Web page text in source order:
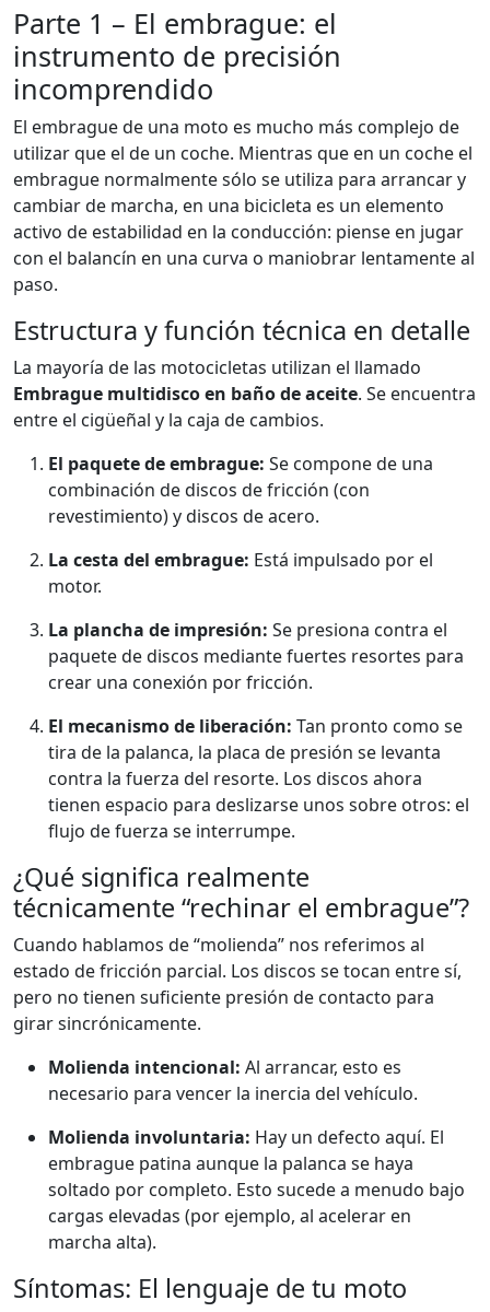
Parte 1 – El embrague: el
instrumento de precisión
incomprendido
El embrague de una moto es mucho más complejo de
utilizar que el de un coche. Mientras que en un coche el
embrague normalmente sólo se utiliza para arrancar y
cambiar de marcha, en una bicicleta es un elemento
activo de estabilidad en la conducción: piense en jugar
con el balancín en una curva o maniobrar lentamente al
paso.
Estructura y función técnica en detalle
La mayoría de las motocicletas utilizan el llamado
Embrague multidisco en baño de aceite. Se encuentra
entre el cigüeñal y la caja de cambios.
El paquete de embrague: Se compone de una
combinación de discos de fricción (con
revestimiento) y discos de acero.
La cesta del embrague: Está impulsado por el
motor.
La plancha de impresión: Se presiona contra el
paquete de discos mediante fuertes resortes para
crear una conexión por fricción.
El mecanismo de liberación: Tan pronto como se
tira de la palanca, la placa de presión se levanta
contra la fuerza del resorte. Los discos ahora
tienen espacio para deslizarse unos sobre otros: el
flujo de fuerza se interrumpe.
¿Qué significa realmente
técnicamente “rechinar el embrague”?
Cuando hablamos de “molienda” nos referimos al
estado de fricción parcial. Los discos se tocan entre sí,
pero no tienen suficiente presión de contacto para
girar sincrónicamente.
Molienda intencional: Al arrancar, esto es
necesario para vencer la inercia del vehículo.
Molienda involuntaria: Hay un defecto aquí. El
embrague patina aunque la palanca se haya
soltado por completo. Esto sucede a menudo bajo
cargas elevadas (por ejemplo, al acelerar en
marcha alta).
Síntomas: El lenguaje de tu moto